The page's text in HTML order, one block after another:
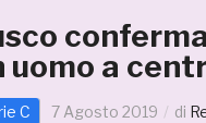
uomo a
C 7 Agosto 2019 di